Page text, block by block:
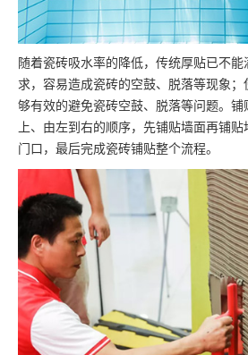
随着瓷砖吸水率的降低，传统厚贴已不
求，容易造成瓷砖的空鼓、脱落等现象
够有效的避免瓷砖空鼓、脱落等问题。铺
上、由左到右的顺序，先铺贴墙面再铺
门口，最后完成瓷砖铺贴整个流程。